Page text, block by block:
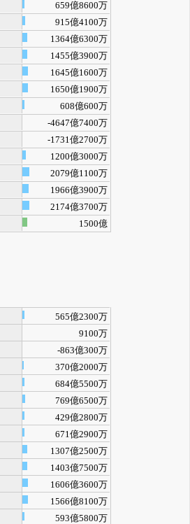
659億8600万
915億4100万
1364億6300万
1455億3900万
1645億1600万
1650億1900万
608億600万
-4647億7400万
-1731億2700万
1200億3000万
2079億1100万
1966億3900万
2174億3700万
1500億
565億2300万
9100万
-863億300万
370億2000万
684億5500万
769億6500万
429億2800万
671億2900万
1307億2500万
1403億7500万
1606億3600万
1566億8100万
593億5800万